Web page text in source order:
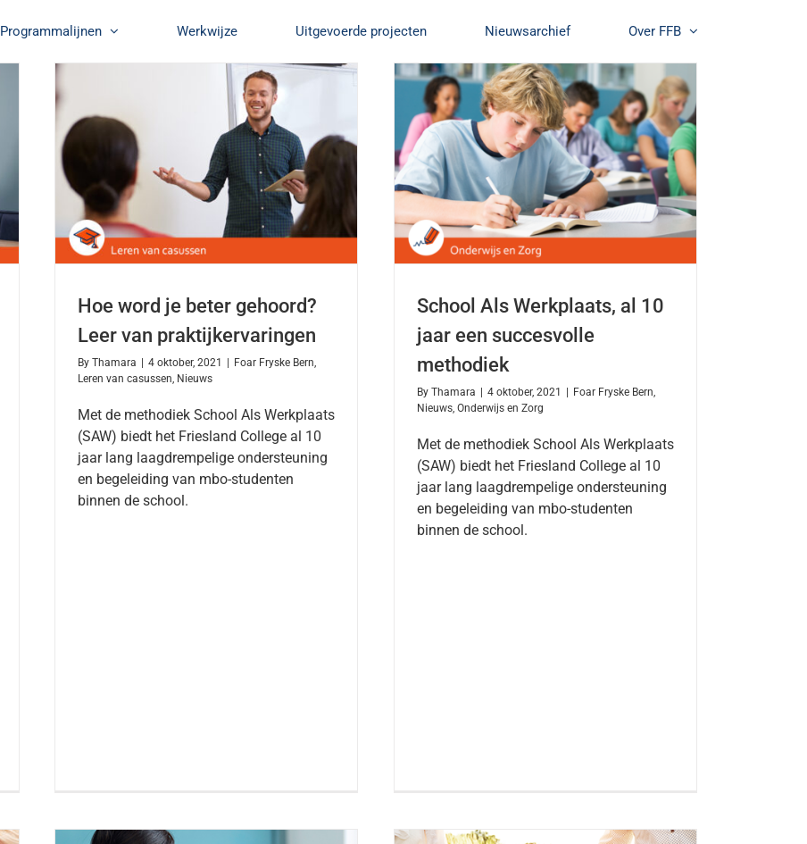
Programmalijnen Werkwijze Uitgevoerde projecten Nieuwsarchief Over FFB
Hoe word je beter gehoord?
Leer van praktijkervaringen
By Thamara 4 oktober, 2021 Foar Fryske Bern,
Leren van casussen, Nieuws
Met de methodiek School Als Werkplaats
(SAW) biedt het Friesland College al 10
jaar lang laagdrempelige ondersteuning
en begeleiding van mbo-studenten
binnen de school.
School Als Werkplaats, al 10
jaar een succesvolle
methodiek
By Thamara 4 oktober, 2021 Foar Fryske Bern,
Nieuws, Onderwijs en Zorg
Met de methodiek School Als Werkplaats
(SAW) biedt het Friesland College al 10
jaar lang laagdrempelige ondersteuning
en begeleiding van mbo-studenten
binnen de school.